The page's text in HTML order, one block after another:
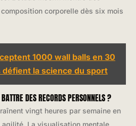
corporelle dès six mois
1000 wall balls en 30
la science du sport
DES RECORDS PERSONNELS ?
vingt heures par semaine en